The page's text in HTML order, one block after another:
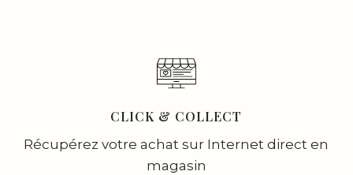
CLICK & COLLECT
Récupérez votre achat sur Internet direct en
magasin